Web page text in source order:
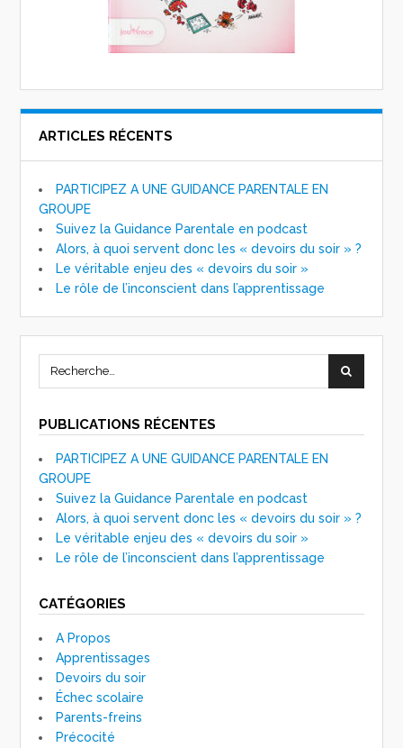
ARTICLES RÉCENTS
PARTICIPEZ A UNE GUIDANCE PARENTALE EN
GROUPE
Suivez la Guidance Parentale en podcast
Alors, à quoi servent donc les « devoirs du soir » ?
Le véritable enjeu des « devoirs du soir »
Le rôle de l’inconscient dans l’apprentissage
PUBLICATIONS RÉCENTES
PARTICIPEZ A UNE GUIDANCE PARENTALE EN
GROUPE
Suivez la Guidance Parentale en podcast
Alors, à quoi servent donc les « devoirs du soir » ?
Le véritable enjeu des « devoirs du soir »
Le rôle de l’inconscient dans l’apprentissage
CATÉGORIES
A Propos
Apprentissages
Devoirs du soir
Échec scolaire
Parents-freins
Précocité